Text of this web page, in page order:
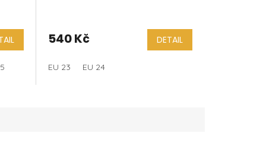
540 Kč DETAIL
EU 23 EU 24